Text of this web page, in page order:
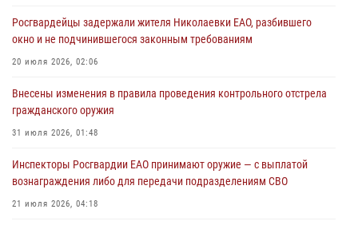
праздником
01 августа 2026, 10:23
Российской Федерации
01 августа 2026, 10:21
Росгвардейцы задержали жителя Николаевки ЕАО, разбившего
окно и не подчинившегося законным требованиям
20 июля 2026, 02:06
Внесены изменения в правила проведения контрольного отстрела
гражданского оружия
31 июля 2026, 01:48
Инспекторы Росгвардии ЕАО принимают оружие — с выплатой
вознаграждения либо для передачи подразделениям СВО
21 июля 2026, 04:18